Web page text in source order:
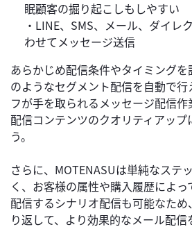
眠顧客の掘り起こしもしやすい
・LINE、SMS、メール、ダイレ
わせてメッセージ送信
あらかじめ配信条件やタイミング
のようなセグメント配信を自動で行
フが手を取られるメッセージ配信作
配信コンテンツのクオリティアップ
う。
さらに、MOTENASUは単純なステ
く、お客様の属性や購入履歴によ
配信するシナリオ配信も可能なた
り返して、より効果的なメール配信